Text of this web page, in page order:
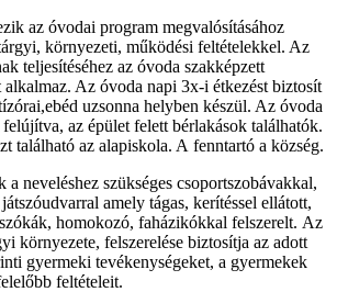
az óvodai program megvalósításához
környezeti, működési feltételekkel. Az
teljesítéséhez az óvoda szakképzett
alkalmaz. Az óvoda napi 3x-i étkezést biztosít
uzsonna helyben készül. Az óvoda
az épület felett bérlakások találhatók.
található az alapiskola. A fenntartó a község.
neveléshez szükséges csoportszobávakkal,
amely tágas, kerítéssel ellátott,
homokozó, faházikókkal felszerelt. Az
környezete, felszerelése biztosítja az adott
gyermeki tevékenységeket, a gyermekek
feltételeit.